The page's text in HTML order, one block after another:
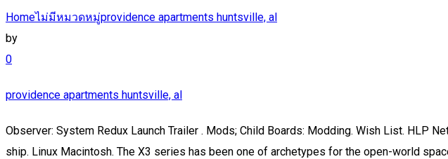
Homeไม่มีหมวดหมู่providence apartments huntsville, al
by
0
providence apartments huntsville, al
Observer: System Redux Launch Trailer . Mods; Child Boards: Modding. Wish List. HLP Network. X3: Albion Prelude Star Wars XSP Ships. Refine results ... Babylon 5 Stargate and star wars ship. Linux Macintosh. The X3 series has been one of archetypes for the open-world space simulator genre. Star Wars Mod Reborn is a mod for X3 Terran Conflict, created by Mikska. Files RSS feed - Star Wars Mod Reborn for X³: Terran Conflict - Mod DB. Questions. 38308 Posts 2513 Topics Last post by Atmo in Re: [0.9.1a] hololive po... on Today at 01:45:26 AM Modding Resources. X3: Reunion - Star Trek Pack v1.0. Subscribe to the Mod DB Star Wars Mod Reborn for X³: Terran Conflict files feed, and get the latest files as they are uploaded. File name X3AP_Star_Wars_Mod_1.0.6.rar File size 2.77 GB Mime type application/x-rar; charset=binary Other info RAR archive data, v5. A new plot and many additions to the open free-form gameplay. Many mod in there. Unser Test verrät mehr. Private modpacks are encouraged, but you cannot put this mod in a public modpack without explicit permission. On this site forbidden any discussions of crack programs for X Rebirth (any cracks, nocd, nodvd etc). Play Queue . X3: Albion Prelude - A Survival Guide This Survival Guide tells you all you need to know about what is new and different in X3: Albion Prelude. Now that X3 is on GoG, I will post a link to the newest BSG mod I know of. Dark Trooper 75. Is it essentially Skyrim but in space? I found some mods they recently started working on again. Star Wars LU (SWLU) mod for X³: Terran Conflict Mod DB. Anmelden| Konto erstellen. TRADE, FIGHT, BUILD, THINK in a living and breathing universe. Download. What's it about? Litcube's Universe is a complete overhaul mod for X3:Albion Prelude. Main Site; Forums; HLP on Discord; HLP on Facebook; HLP on IRC. Währungen: Startseite; Geschäft. X3: Albion Prelude has been designed to load any script written for X3: Terran Conflict, when properly installed into the X3AP game folder. // Black Panther Group Sites Bitte nutzen Sie einen Browser der Frames unterstützt, andernfalls können Sie diese Seiten nicht erreichen! Current section. Buy shares at index 100 from buyer perspective and sell when they get low. Description: Star Wars Mod for the Egosoft X3 series game, specifically Albion Prelude. März 2015 um 15:34 Uhr Star wars mods I was wondering is there any Star wars mods to the game. Star Wars at IGN: walkthroughs, items, maps, video tips, and strategies You want Star Wars mod? View mod page ; View image gallery; XRM Xenon Z replacement. Support me on Patreon https://www.patreon.com/DevilDogGamer Try the mod out here! 100% Geld zurück 30 Tage Geld-zurück-Garantie. 7:02. I've no stranger to manually installing mods on many other games but I would like a walkthru as the instructions I have call for a deletion of game files etc that seemed to be meshed in my version. z.B: Am wichtigsten. Hello! X3 is a great space game because you can go through missions and such, or you can just go do your own thing and build an empire. Log In to add custom notes to this or any other game. What should I know about X3 before getting the game? Welcome to the Star Wars: Fallen Republic mod wiki page. Erweiterungstyp: Modifikation Now Playing. Hasbro Star Wars BB-8 rollender Droide Star Wars: Der Aufstieg Skywalkers leuchtendes Spielzeug, für Kids ab 4 Jahren 3,6 von 5 Sternen 32 19,55 € 19,55 € 20,99 € 20,99€ Notify me about new: Guides. It's my labour of love, 7 years in the making. The Star wars mod for X3 caught my eye and I would like to know more about the game. Best mods for X3 Terran Conflict Originally Posted by Hounf of Culan. You cannot upload this mod anywhere without permission. 22. Add this game to my: Favorites. < > Showing 1-6 of 6 comments . Sie haben keine Artikel in Ihrem Einkaufswagen. this patch bring back the stock exchange, you will have to start a new game for these to appear. Browse more videos. X3: Terran Conflict. WELTWEIT VERSANDKOSTENFREI Auf alle Bestellungen von USD 250,00+. HLP . X3: Terran Conflict ; Mods; Mods. The X3 Rebalance Mod (XRM) is a total conversion mod of X3 Terran Conflict. Last Update: 30 Apr 2020. Home. Star Wars Mod X3 universe. Tools, guides, and other resources. X3: Albion Prelude is the latest game in the X3 space game series. The Next Mass Effect Official Teaser Trailer. X3: Terran Conflict > Allgemeine Diskussionen > Themendetails. More. Playing next. Mik . IRCd Client Links . It has been designed with performance and playability in mind and has many exclusive features not available in other mods or scripts. GTA 5 Star Wars Mod! Star Wars X3ap Mod; X3: